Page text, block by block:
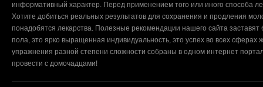
информативный характер. Перед применением того или иного способа
Хотите добиться реальных результатов для сохранения и продления
понадобятся лекарства. Полезные рекомендации нашего сайта
пола, это ярко выращенная индивидуальность, это успех во всех
упражнения разной степени сложности собраны в одном интернет
провести с домочадцами!